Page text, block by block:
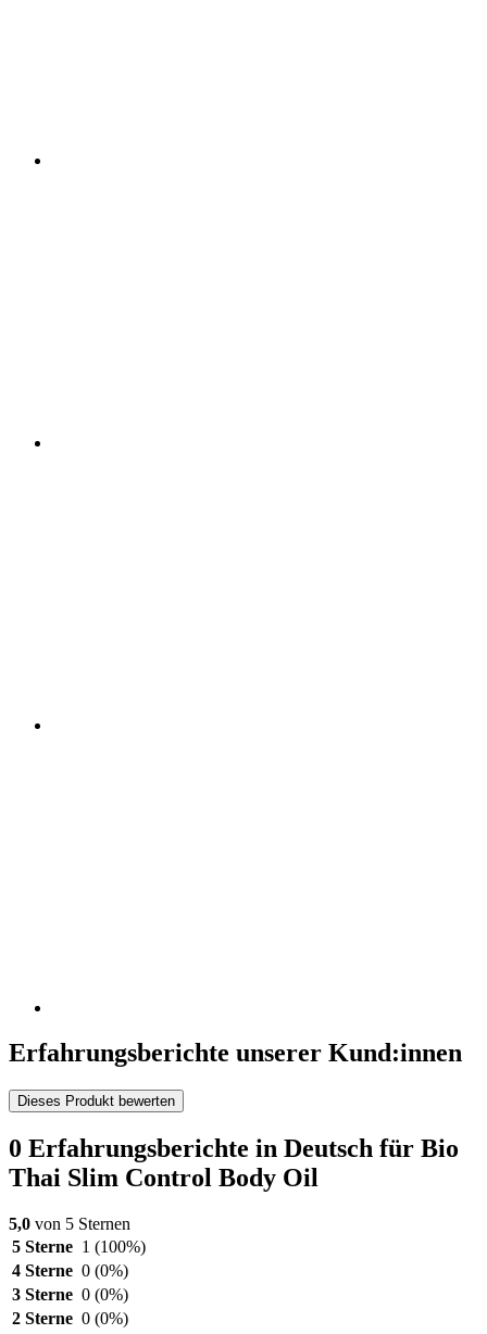
Erfahrungsberichte unserer Kund:innen
Dieses Produkt bewerten
0 Erfahrungsberichte in Deutsch für Bio
Thai Slim Control Body Oil
5,0 von 5 Sternen
5 Sterne 1 (100%)
4 Sterne 0 (0%)
3 Sterne 0 (0%)
2 Sterne 0 (0%)